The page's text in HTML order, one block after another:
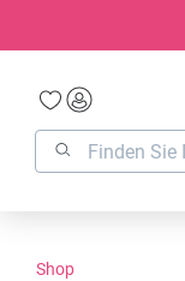
Shop